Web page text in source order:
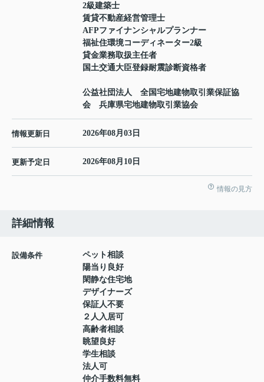
2級建築士
賃貸不動産経営管理士
AFPファイナンシャルプランナー
福祉住環境コーディネーター2級
貸金業務取扱主任者
国土交通大臣登録耐震診断資格者
公益社団法人 全国宅地建物取引業保証協
会 兵庫県宅地建物取引業協会
情報更新日 2026年08月03日
更新予定日 2026年08月10日
情報の見方
詳細情報
設備条件
ペット相談
陽当り良好
閑静な住宅地
デザイナーズ
保証人不要
２人入居可
高齢者相談
眺望良好
学生相談
法人可
仲介手数料無料